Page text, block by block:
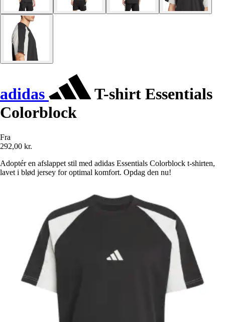
adidas
T-shirt Essentials
Colorblock
Fra
292,00 kr.
Adoptér en afslappet stil med adidas Essentials Colorblock t-shirten,
lavet i blød jersey for optimal komfort. Opdag den nu!